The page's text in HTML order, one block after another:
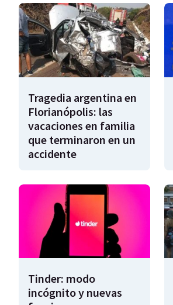
Tragedia argentina en
Florianópolis: las
vacaciones en familia
que terminaron en un
accidente
Tinder: modo
incógnito y nuevas